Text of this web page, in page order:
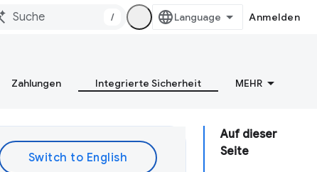
/ Anmelden
Zahlungen Integrierte Sicherheit MEHR
Auf dieser
Seite